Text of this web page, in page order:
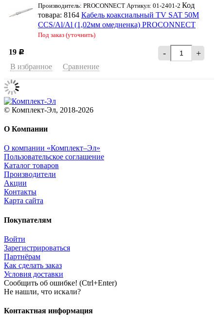
Производитель: PROCONNEСT Артикул: 01-2401-2 Код
товара: 8164 Кабель коаксиальный TV SAT 50М
CCS/Al/Al (1,02мм омедненка) PROCONNEСT
Под заказ (уточнить)
19 Р - +
В избранное Сравнение
© Комплект-Эл, 2018-2026
О Компании
О компании «Комплект–Эл»
Пользовательское соглашение
Каталог товаров
Производители
Акции
Контакты
Карта сайта
Покупателям
Войти
Зарегистрироваться
Партнёрам
Как сделать заказ
Условия доставки
Сообщить об ошибке! (Ctrl+Enter)
Не нашли, что искали?
Контактная информация